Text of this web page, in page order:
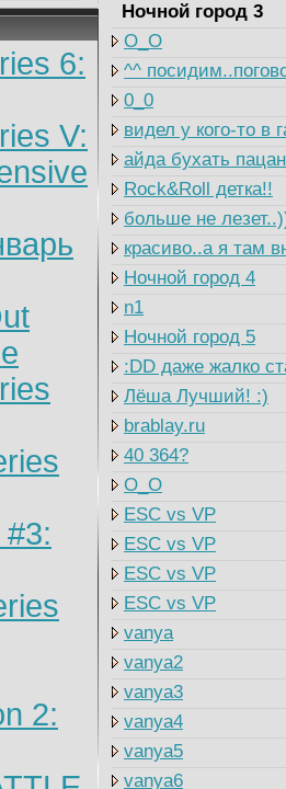
6:
V:
2:
Ночной город 3
O_O
^^
0_0
видел у кого-то в
айда бухать
Rock&Roll детка!!
больше не
красиво..а я там
Ночной город 4
n1
Ночной город 5
:DD даже жалко
Лёша Лучший! :)
brablay.ru
40 364?
O_O
ESC vs VP
ESC vs VP
ESC vs VP
ESC vs VP
vanya
vanya2
vanya3
vanya4
vanya5
vanya6